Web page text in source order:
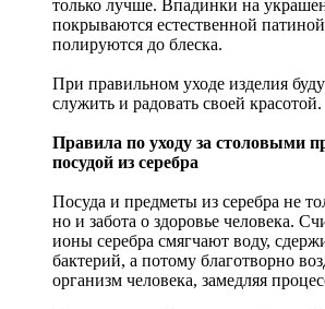
только лучше. Впадинки на
покрываются естественной
полируются до блеска.
При правильном уходе изделия
служить и радовать своей красотой.
Правила по уходу за столовыми
посудой из серебра
Посуда и предметы из серебра не
но и забота о здоровье человека.
ионы серебра смягчают воду,
бактерий, а потому благотворно
организм человека, замедляя